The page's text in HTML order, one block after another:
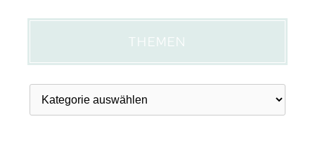
THEMEN
Themen